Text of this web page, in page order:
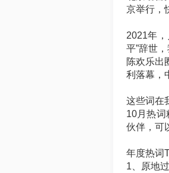
京举行，
2021年
平”辞世
陈欢乐出
利落幕，
这些词在
10月热
伙伴，可
年度热词
1、原地